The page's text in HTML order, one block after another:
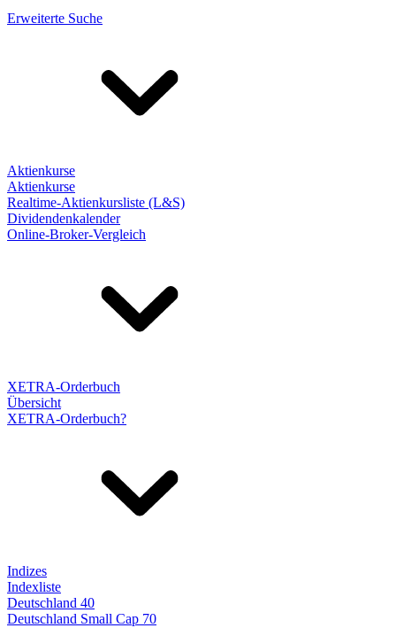
Erweiterte Suche
Aktienkurse
Aktienkurse
Realtime-Aktienkursliste (L&S)
Dividendenkalender
Online-Broker-Vergleich
XETRA-Orderbuch
Übersicht
XETRA-Orderbuch?
Indizes
Indexliste
Deutschland 40
Deutschland Small Cap 70